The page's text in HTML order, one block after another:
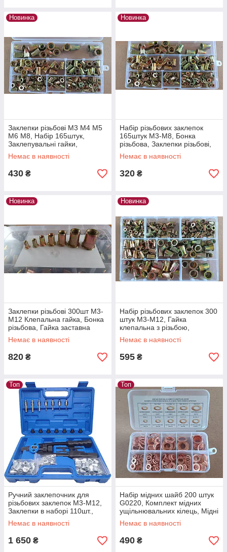
Новинка
Заклепки різьбові M3 M4 M5
M6 M8, Набір 165штук,
Заклепувальні гайки,
Різьбова бонка, Гайка
закладна заклепка
Немає в наявності
430 ₴
Новинка
Набір різьбових заклепок
165штук M3-M8, Бонка
різьбова, Заклепки різьбові,
Гайка закладна заклепка М3-
М8
Немає в наявності
320 ₴
Новинка
Заклепки різьбові 300шт M3-
М12 Клепальна гайка, Бонка
різьбова, Гайка заставна
заклепка, Гвинтові заклепки
Немає в наявності
820 ₴
Новинка
Набір різьбових заклепок 300
штук M3-М12, Гайка
клепальна з різьбою,
Різьбова заклепка, Гайка
клепальна
Немає в наявності
595 ₴
Топ
Ручний заклепочник для
різьбових заклепок М3-М12,
Заклепки в наборі 110шт.,
Заклепочник механічний
дворучний
Немає в наявності
1 650 ₴
Топ
Набір мідних шайб 200 штук
G0220, Комплект мідних
ущільнювальних кілець, Мідні
плоскі прокладки, Мідна
шайба
Немає в наявності
490 ₴